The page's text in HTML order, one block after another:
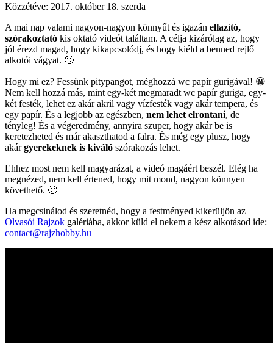
Közzétéve: 2017. október 18. szerda
A mai nap valami nagyon-nagyon könnyűt és igazán ellazító,
szórakoztató kis oktató videót találtam. A célja kizárólag az, hogy
jól érezd magad, hogy kikapcsolódj, és hogy kiéld a benned rejlő
alkotói vágyat. 🙂
Hogy mi ez? Fessünk pitypangot, méghozzá wc papír gurigával! 😀
Nem kell hozzá más, mint egy-két megmaradt wc papír guriga, egy-
két festék, lehet ez akár akril vagy vízfesték vagy akár tempera, és
egy papír. És a legjobb az egészben, nem lehet elrontani, de
tényleg! És a végeredmény, annyira szuper, hogy akár be is
keretezheted és már akaszthatod a falra. És még egy plusz, hogy
akárgyerekeknek is kiváló szórakozás lehet.
Ehhez most nem kell magyarázat, a videó magáért beszél. Elég ha
megnézed, nem kell értened, hogy mit mond, nagyon könnyen
követhető. 🙂
Ha megcsinálod és szeretnéd, hogy a festményed kikerüljön az
Olvasói Rajzok galériába, akkor küld el nekem a kész alkotásod ide:
contact@rajzhobby.hu